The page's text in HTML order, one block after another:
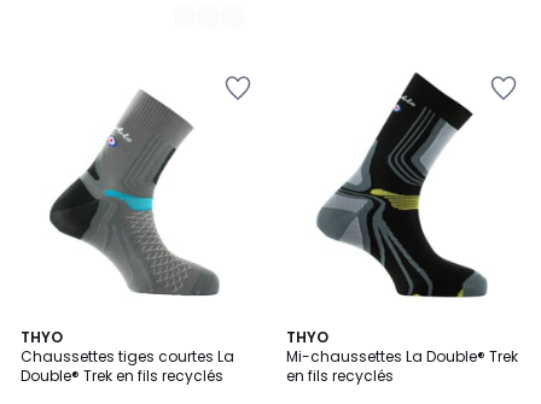
THYO
Chaussettes tiges courtes La
Double® Trek en fils recyclés
4
Couleurs
THYO
Mi-chaussettes La Double® Trek
en fils recyclés
5
/
5
4
Couleurs